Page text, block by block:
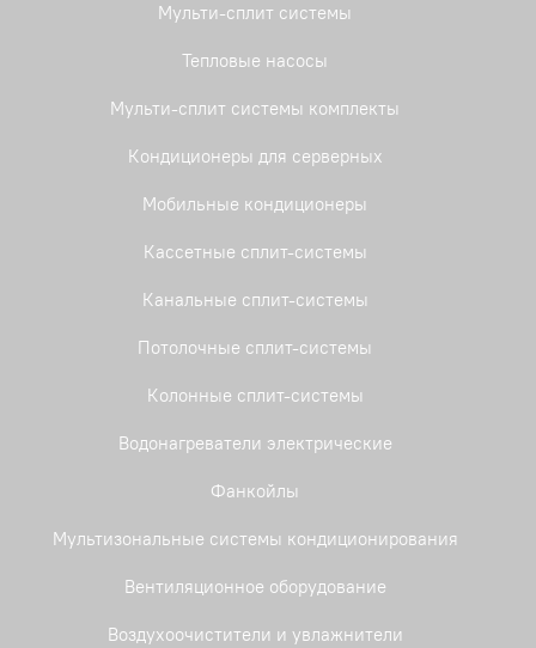
Мульти-сплит системы
Тепловые насосы
Мульти-сплит системы комплекты
Кондиционеры для серверных
Мобильные кондиционеры
Кассетные сплит-системы
Канальные сплит-системы
Потолочные сплит-системы
Колонные сплит-системы
Водонагреватели электрические
Фанкойлы
Мультизональные системы кондиционирования
Вентиляционное оборудование
Воздухоочистители и увлажнители